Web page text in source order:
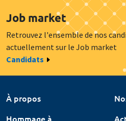
Job market
Retrouvez l'ensemble de nos
actuellement sur le Job market
Candidats
À propos
Hommage à